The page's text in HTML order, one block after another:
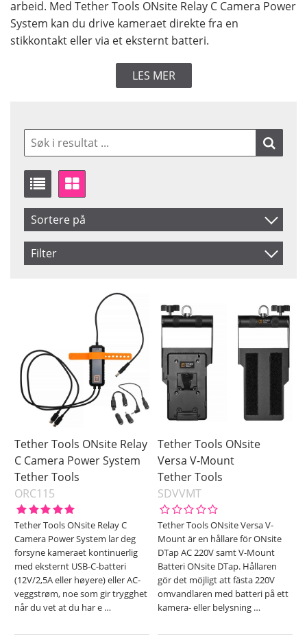
arbeid. Med Tether Tools ONsite Relay C Camera Power
System kan du drive kameraet direkte fra en
stikkontakt eller via et eksternt batteri.
LES MER
Sortere på
Artikelkod
Inkl. Moms
Filter
Pris
Accessories
Nikon
Panasonic
Sony
Tether Tools
Tether Tools ONsite Relay
C Camera Power System
Tether Tools
ORC115
Tether Tools ONsite Relay C
Camera Power System lar deg
forsyne kameraet kontinuerlig
med eksternt USB-C-batteri
(12V/2,5A eller høyere) eller AC-
veggstrøm, noe som gir trygghet
når du vet at du har e …
Tether Tools ONsite
Versa V-Mount
Tether Tools
SDVVMT
Tether Tools ONsite Versa V-
Mount är en hållare för ONsite
DTap AC 220V samt V-Mount
Batteri ONsite DTap. Hållaren
gör det möjligt att fästa 220V
omvandlaren med batteri på ett
kamera- eller belysning …